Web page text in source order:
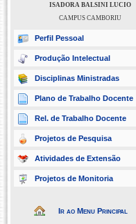
ISADORA BALSINI LUCIO
CAMPUS CAMBORIU
Perfil Pessoal
Produção Intelectual
Disciplinas Ministradas
Plano de Trabalho Docente
Rel. de Trabalho Docente
Projetos de Pesquisa
Atividades de Extensão
Projetos de Monitoria
Ir ao Menu Principal